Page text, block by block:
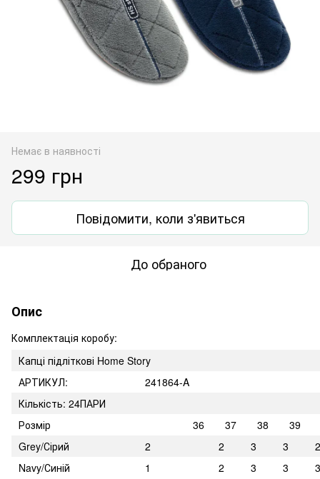
Немає в наявності
299 грн
Повідомити, коли з'явиться
До обраного
Опис
Комплектація коробу:
Капці підліткові Home Story
АРТИКУЛ:
241864-A
Кількість: 24ПАРИ
Розмір
36 37 38
39
Grey/Сірий
2 2 3 3
2
Navy/Синій
1 2 3 3 3